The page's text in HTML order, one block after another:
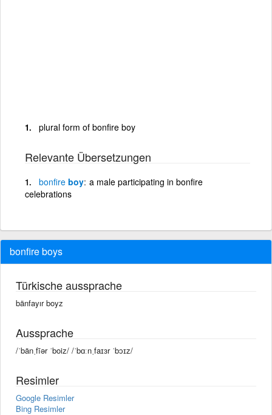
plural form of bonfire boy
Relevante Übersetzungen
bonfire boy a male participating in bonfire
celebrations
bonfire boys
Türkische aussprache
bänfayır boyz
Aussprache
/ˈbänˌfīər ˈboiz/ /ˈbɑːnˌfaɪɜr ˈbɔɪz/
Resimler
Google Resimler
Bing Resimler